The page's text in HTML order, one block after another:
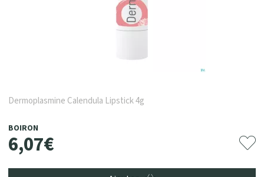
Dermoplasmine Calendula Lipstick 4g
BOIRON
6,07€